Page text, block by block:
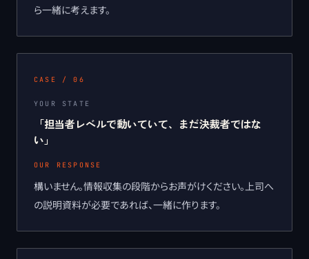
ら一緒に考えます。
CASE /06
YOUR STATE
「担当者レベルで動いていて、まだ決裁者ではな
い 」
OUR RESPONSE
構いません。情報収集の段階からお声がけください。上司へ
の説明資料が必要であれば、一緒に作ります。